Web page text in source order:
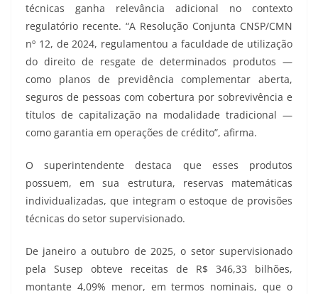
técnicas ganha relevância adicional no contexto
regulatório recente. “A Resolução Conjunta CNSP/CMN
nº 12, de 2024, regulamentou a faculdade de utilização
do direito de resgate de determinados produtos —
como planos de previdência complementar aberta,
seguros de pessoas com cobertura por sobrevivência e
títulos de capitalização na modalidade tradicional —
como garantia em operações de crédito”, afirma.
O superintendente destaca que esses produtos
possuem, em sua estrutura, reservas matemáticas
individualizadas, que integram o estoque de provisões
técnicas do setor supervisionado.
De janeiro a outubro de 2025, o setor supervisionado
pela Susep obteve receitas de R$ 346,33 bilhões,
montante 4,09% menor, em termos nominais, que o